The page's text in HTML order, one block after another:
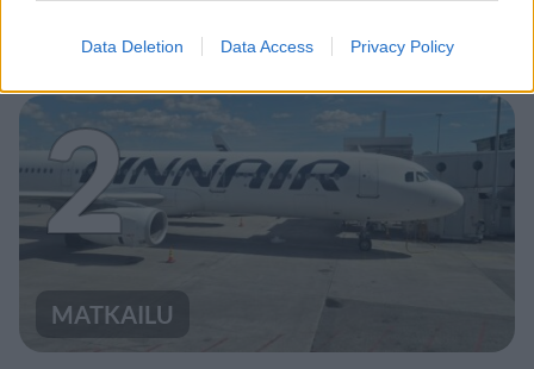
Data Deletion Data Access Privacy Policy
2
MATKAILU